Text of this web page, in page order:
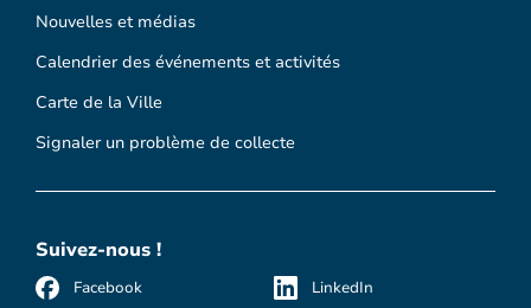
Nouvelles et médias
Calendrier des événements et activités
Carte de la Ville
Signaler un problème de collecte
Suivez-nous !
Facebook LinkedIn